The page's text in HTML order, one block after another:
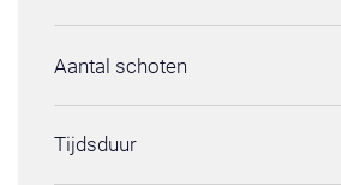
Aantal schoten
Tijdsduur